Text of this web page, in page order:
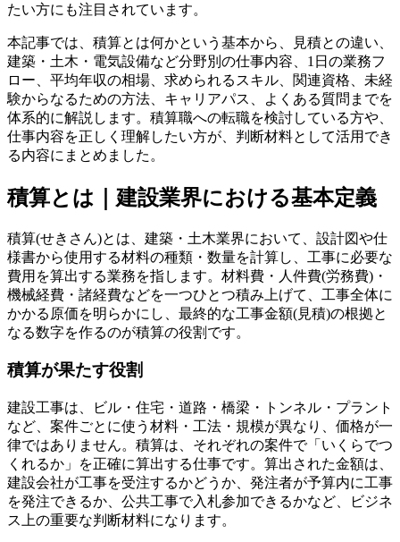
たい方にも注目されています。
本記事では、積算とは何かという基本から、見積との違い、
建築・土木・電気設備など分野別の仕事内容、1日の業務フ
ロー、平均年収の相場、求められるスキル、関連資格、未経
験からなるための方法、キャリアパス、よくある質問までを
体系的に解説します。積算職への転職を検討している方や、
仕事内容を正しく理解したい方が、判断材料として活用でき
る内容にまとめました。
積算とは｜建設業界における基本定義
積算(せきさん)とは、建築・土木業界において、設計図や仕
様書から使用する材料の種類・数量を計算し、工事に必要な
費用を算出する業務を指します。材料費・人件費(労務費)・
機械経費・諸経費などを一つひとつ積み上げて、工事全体に
かかる原価を明らかにし、最終的な工事金額(見積)の根拠と
なる数字を作るのが積算の役割です。
積算が果たす役割
建設工事は、ビル・住宅・道路・橋梁・トンネル・プラント
など、案件ごとに使う材料・工法・規模が異なり、価格が一
律ではありません。積算は、それぞれの案件で「いくらでつ
くれるか」を正確に算出する仕事です。算出された金額は、
建設会社が工事を受注するかどうか、発注者が予算内に工事
を発注できるか、公共工事で入札参加できるかなど、ビジネ
ス上の重要な判断材料になります。